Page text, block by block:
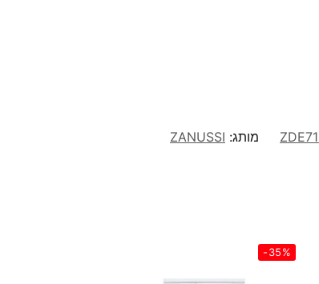
מותג: ZANUSSI
-35%